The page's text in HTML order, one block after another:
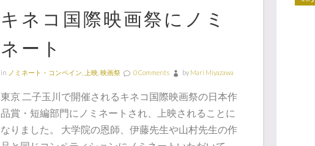
キネコ国際映画祭にノミ
ネート
in ノミネート・コンペイン 上映 映画祭 0 Comments by Mari Miyazawa
東京 二子玉川で開催されるキネコ国際映画祭の日本作
品賞・短編部門にノミネートされ、上映されることに
なりました。 大学院の恩師、伊藤先生や山村先生の作